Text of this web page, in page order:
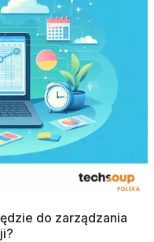
do zarządzania